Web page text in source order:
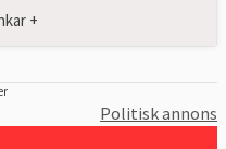
+
Politisk annons